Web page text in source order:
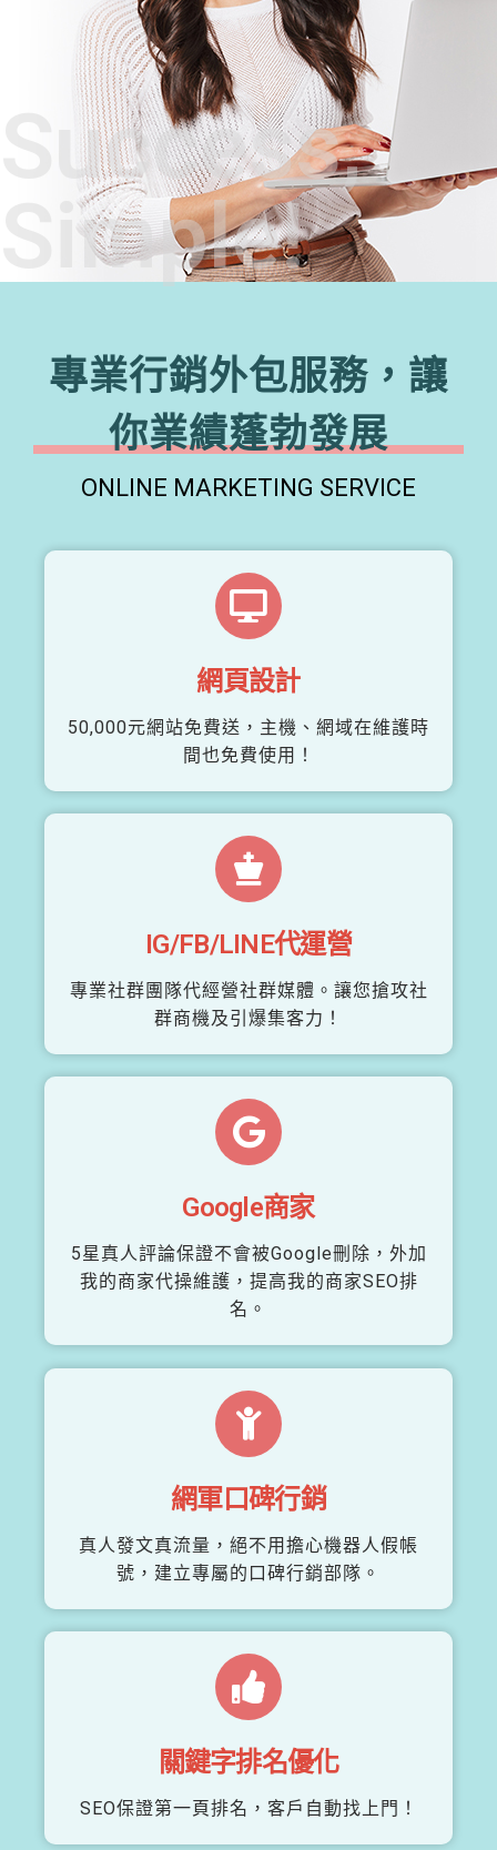
Success,
Simple!
專業行銷外包服務，讓
你業績蓬勃發展
ONLINE MARKETING SERVICE
網頁設計
50,000元網站免費送，主機、網域在維護時
間也免費使用！
IG/FB/LINE代運營
專業社群團隊代經營社群媒體。讓您搶攻社
群商機及引爆集客力！
Google商家
5星真人評論保證不會被Google刪除，外加
我的商家代操維護，提高我的商家SEO排
名。
網軍口碑行銷
真人發文真流量，絕不用擔心機器人假帳
號，建立專屬的口碑行銷部隊。
關鍵字排名優化
SEO保證第一頁排名，客戶自動找上門！